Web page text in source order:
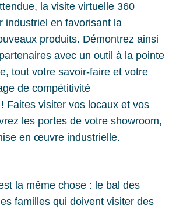
la visite virtuelle 360
industriel en favorisant la
produits. Démontrez ainsi
avec un outil à la pointe
tout votre savoir-faire et votre
de compétitivité
Faites visiter vos locaux et vos
les portes de votre showroom,
en œuvre industrielle.
la même chose : le bal des
familles qui doivent visiter des